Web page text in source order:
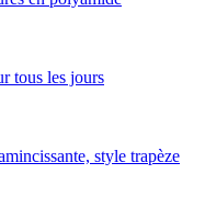
tous les jours
style trapèze